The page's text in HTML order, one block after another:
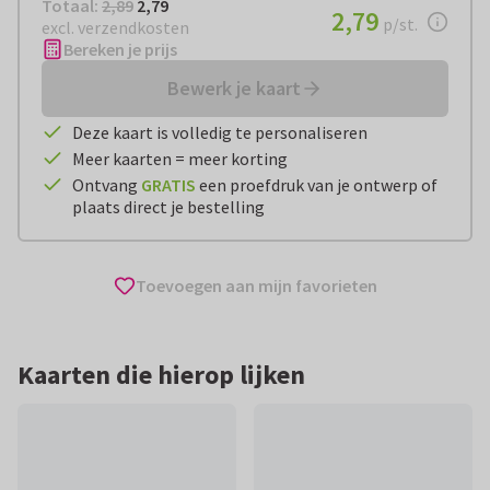
Totaal: € 2,79
Totaal: 2,89 2,79
excl. verzendkosten
€ 2,79per stuk
2,79 p/st.
Bereken je prijs
Bewerk je kaart
Deze kaart is volledig te personaliseren
Meer kaarten = meer korting
Ontvang GRATIS een proefdruk van je ontwerp of
plaats direct je bestelling
Toevoegen aan mijn favorieten
Kaarten die hierop lijken